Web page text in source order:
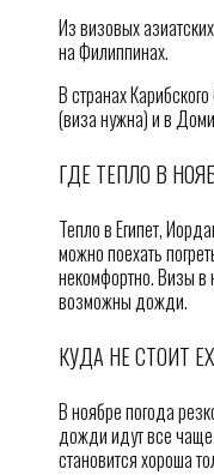
Из визовых
на Филиппинах.
В странах
(виза нужна) и в
ГДЕ ТЕПЛО В
Тепло в Египет,
можно поехать
некомфортно. Визы в
возможны дожди.
КУДА НЕ СТОИТ
В ноябре погода
дожди идут все
становится хороша